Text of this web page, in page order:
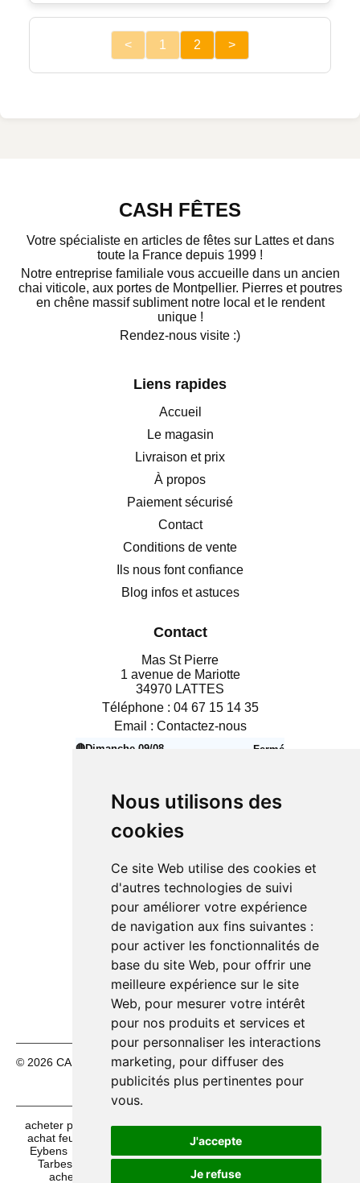
Nous utilisons des
cookies
Ce site Web utilise des cookies et
d'autres technologies de suivi
pour améliorer votre expérience
de navigation aux fins suivantes :
pour activer les fonctionnalités de
base du site Web, pour offrir une
meilleure expérience sur le site
Web, pour mesurer votre intérêt
pour nos produits et services et
pour personnaliser les interactions
marketing, pour diffuser des
publicités plus pertinentes pour
vous.
J'accepte
Je refuse
< 1 2 >
CASH FÊTES
Votre spécialiste en articles de fêtes sur Lattes et dans
toute la France depuis 1999 !
Notre entreprise familiale vous accueille dans un ancien
chai viticole, aux portes de Montpellier. Pierres et poutres
en chêne massif subliment notre local et le rendent
unique !
Rendez-nous visite :)
Liens rapides
Accueil
Le magasin
Livraison et prix
À propos
Paiement sécurisé
Contact
Conditions de vente
Ils nous font confiance
Blog infos et astuces
Contact
Mas St Pierre
1 avenue de Mariotte
34970 LATTES
Téléphone : 04 67 15 14 35
Email : Contactez-nous
🔴Dimanche 09/08 Fermé
Mardi 11/08
10h00 – 12h30
14h00 – 18h30
Jeudi 13/08
10h00 – 12h30
14h00 – 18h30
Vendredi 14/08
10h00 – 12h30
14h00 – 18h30
Samedi 15/08 Fermé
Dimanche 16/08
© 2026 CASH FÊTES. Tous droits réservés.
Mentions légales
|
CGV
acheter pinatas à Mulhouse
acheter mascottes à Calair
achat feux d'artifices à Lille
achat maquillage halloween à
Eybens
Tarbes
vente déguisements halloween à Palavas
acheter articles de fêtes à Toulouse